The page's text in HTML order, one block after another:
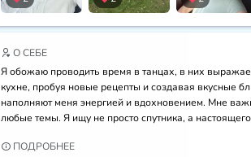
О СЕБЕ
Я обожаю проводить время в танцах, в них
кухне, пробуя новые рецепты и создавая вкусные
наполняют меня энергией и вдохновением. Мне
любые темы. Я ищу не просто спутника, а
ПОДРОБНЕЕ